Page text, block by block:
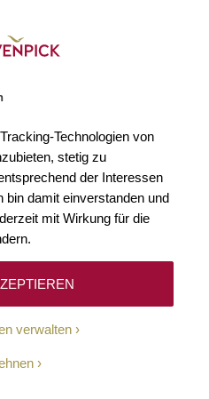
Technologien von
stetig zu
der Interessen
bin damit einverstanden und
mit Wirkung für die
verwalten
AKZEPTIEREN
Weingut:
uns zu Gast